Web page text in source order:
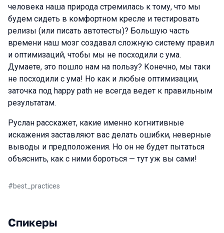
человека наша природа стремилась к тому, что мы
будем сидеть в комфортном кресле и тестировать
релизы (или писать автотесты)? Большую часть
времени наш мозг создавал сложную систему правил
и оптимизаций, чтобы мы не посходили с ума.
Думаете, это пошло нам на пользу? Конечно, мы таки
не посходили с ума! Но как и любые оптимизации,
заточка под happy path не всегда ведет к правильным
результатам.
Руслан расскажет, какие именно когнитивные
искажения заставляют вас делать ошибки, неверные
выводы и предположения. Но он не будет пытаться
объяснить, как с ними бороться — тут уж вы сами!
#best_practices
Спикеры